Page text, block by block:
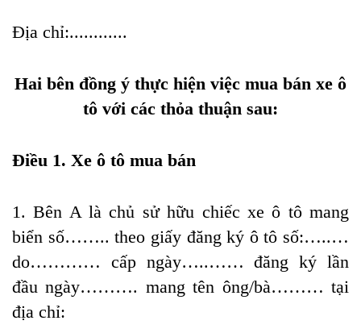
Địa chỉ:............
Hai bên đồng ý thực hiện việc mua bán xe ô
tô với các thỏa thuận sau:
Điều 1. Xe ô tô mua bán
1. Bên A là chủ sử hữu chiếc xe ô tô mang
biển số…….. theo giấy đăng ký ô tô số:…..…
do………… cấp ngày…..…… đăng ký lần
đầu ngày………. mang tên ông/bà……… tại
địa chỉ: